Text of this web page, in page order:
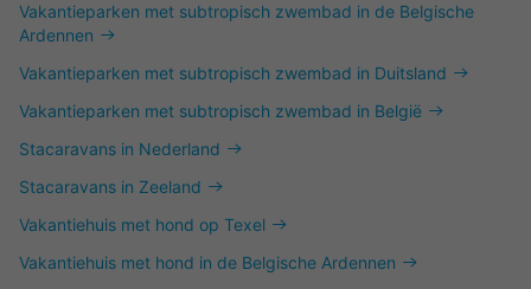
Vakantieparken met subtropisch zwembad in de Belgische
Ardennen
Vakantieparken met subtropisch zwembad in Duitsland
Vakantieparken met subtropisch zwembad in België
Stacaravans in Nederland
Stacaravans in Zeeland
Vakantiehuis met hond op Texel
Vakantiehuis met hond in de Belgische Ardennen